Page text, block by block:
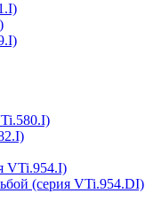
VTi.954.I)
(серия VTi.954.DI)